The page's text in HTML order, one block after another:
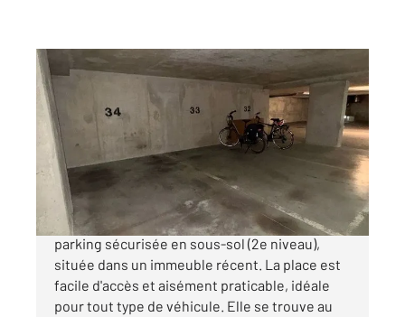
PARIS 75020
Ref : 15263
Parking à vendre
15 500 €
Paris 20e Rue de Bagnolet À vendre, place de
parking sécurisée en sous-sol (2e niveau),
située dans un immeuble récent. La place est
facile d'accès et aisément praticable, idéale
pour tout type de véhicule. Elle se trouve au